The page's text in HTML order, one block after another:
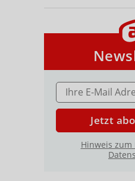
E-MAIL ADRESSE
Jetzt
Hinweis